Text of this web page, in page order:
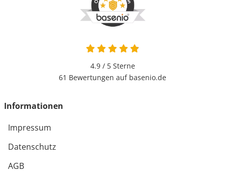
4.9 / 5Sterne
61 Bewertungen auf basenio.de
Informationen
Impressum
Datenschutz
AGB